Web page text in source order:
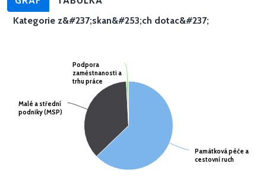
Kategorie z&#237;skan&#253;ch dotac&#237;
Památková péče a
cestovní ruch
Památková péče a
cestovní ruch
Malé a střední
podniky (MSP)
Malé a střední
podniky (MSP)
Podpora
zaměstnanosti a
trhu práce
Podpora
zaměstnanosti a
trhu práce